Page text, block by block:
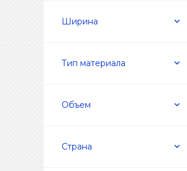
Ширина
Тип материала
Объем
Страна